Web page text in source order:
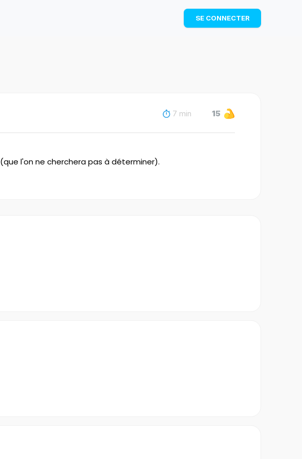
TÉLÉCHARGER
SE CONNECTER
7 min 15
(que l'on ne cherchera pas à déterminer).